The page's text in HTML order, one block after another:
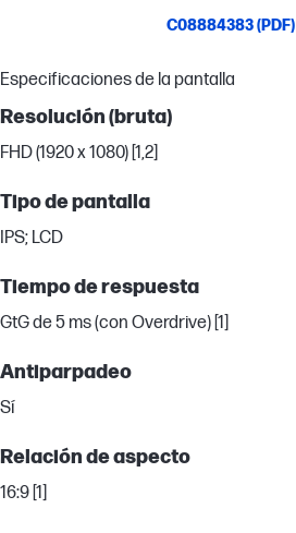
C08884383 (PDF)
Especificaciones de la pantalla
Resolución (bruta)
FHD (1920 x 1080) [1,2]
Tipo de pantalla
IPS; LCD
Tiempo de respuesta
GtG de 5 ms (con Overdrive) [1]
Antiparpadeo
Sí
Relación de aspecto
16:9 [1]